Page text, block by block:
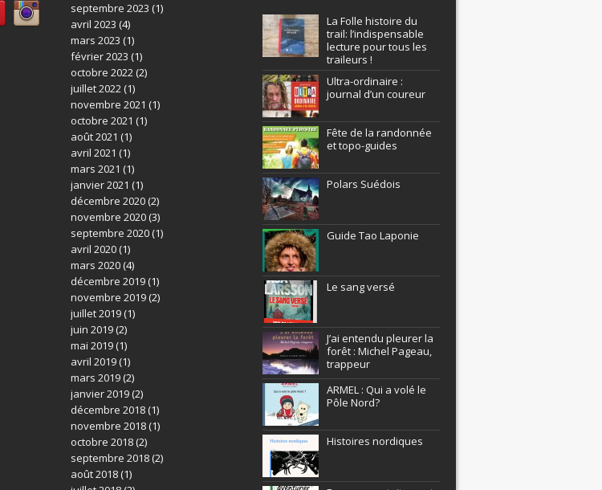
septembre 2023 (1)
avril 2023 (4)
mars 2023 (1)
février 2023 (1)
octobre 2022(2)
juillet 2022(1)
novembre 2021 (1)
octobre 2021 (1)
août 2021 (1)
avril 2021 (1)
mars 2021 (1)
janvier 2021 (1)
décembre 2020(2)
novembre 2020(3)
septembre 2020(1)
avril 2020(1)
mars 2020(4)
décembre 2019(1)
novembre 2019(2)
juillet 2019(1)
juin 2019(2)
mai 2019(1)
avril 2019(1)
mars 2019(2)
janvier 2019(2)
décembre 2018(1)
novembre 2018(1)
octobre 2018(2)
septembre 2018(2)
août 2018(1)
La Folle histoire du
trail: l’indispensable
lecture pour tous les
traileurs !
Ultra-ordinaire :
journal d’un coureur
Fête de la randonnée
et topo-guides
Polars Suédois
Guide Tao Laponie
Le sang versé
J’ai entendu pleurer la
forêt : Michel Pageau,
trappeur
ARMEL : Qui a volé le
Pôle Nord?
Histoires nordiques